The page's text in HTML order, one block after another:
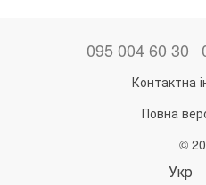
095 004 60 30
Контактна
Повна
©
Укр